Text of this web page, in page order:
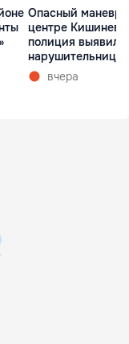
Опасный маневр
центре Кишинева:
полиция выявила
нарушительницу
вчера